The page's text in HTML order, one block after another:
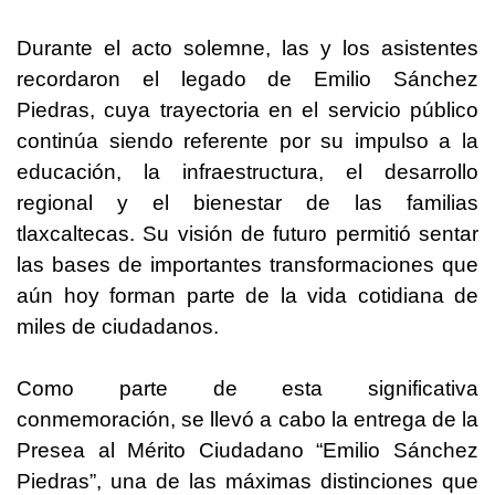
Durante el acto solemne, las y los asistentes
recordaron el legado de Emilio Sánchez
Piedras, cuya trayectoria en el servicio público
continúa siendo referente por su impulso a la
educación, la infraestructura, el desarrollo
regional y el bienestar de las familias
tlaxcaltecas. Su visión de futuro permitió sentar
las bases de importantes transformaciones que
aún hoy forman parte de la vida cotidiana de
miles de ciudadanos.
Como parte de esta significativa
conmemoración, se llevó a cabo la entrega de la
Presea al Mérito Ciudadano “Emilio Sánchez
Piedras”, una de las máximas distinciones que